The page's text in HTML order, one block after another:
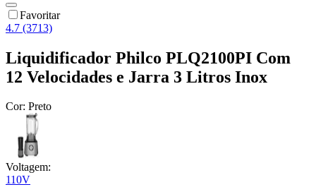
Favoritar
4.7 (3713)
Liquidificador Philco PLQ2100PI Com
12 Velocidades e Jarra 3 Litros Inox
Cor: Preto
Voltagem:
110V